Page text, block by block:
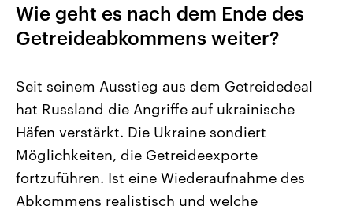
Landtagswahl Sachsen-Anhalt
2026
Alle Informationen
Sachsen-Anhalt wählt am 6.
September 2026 einen neuen
Landtag. Seit 2021 wird das
Bundesland von einer Koalition aus
Aktuelle Beiträge,
Hintergründe
Wirtschaftlich und
gehören die Vereinigten
den mächtigsten Ländern
mit großem Einfluss auf
Wie geht es nach dem Ende des
Getreideabkommens weiter?
Seit seinem Ausstieg aus dem Getreidedeal
hat Russland die Angriffe auf ukrainische
Häfen verstärkt. Die Ukraine sondiert
Möglichkeiten, die Getreideexporte
fortzuführen. Ist eine Wiederaufnahme des
Abkommens realistisch und welche